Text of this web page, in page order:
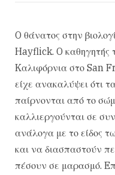
O θάνατος στην
Hayflick. O καθηγητής
Kαλιφόρνια στο San
είχε ανακαλύψει ότι
παίρνονται από το
καλλιεργούνται σε
ανάλογα με το είδος
και να διασπαστούν
πέσουν σε μαρασμό.